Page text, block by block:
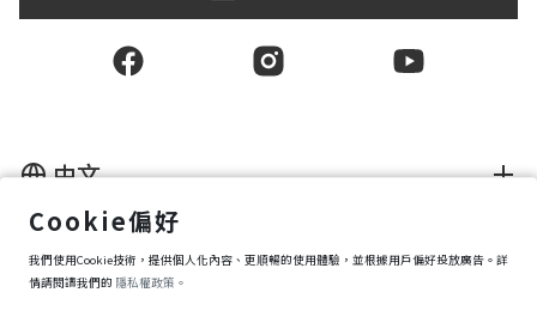
隱私權保護政策
資訊安全政策
中文
Cookie偏好
我們使用Cookie技術，提供個人化內容、更順暢的使用體驗，並根據用戶偏好投放廣告。詳
情請閱讀我們的 隱私權政策。